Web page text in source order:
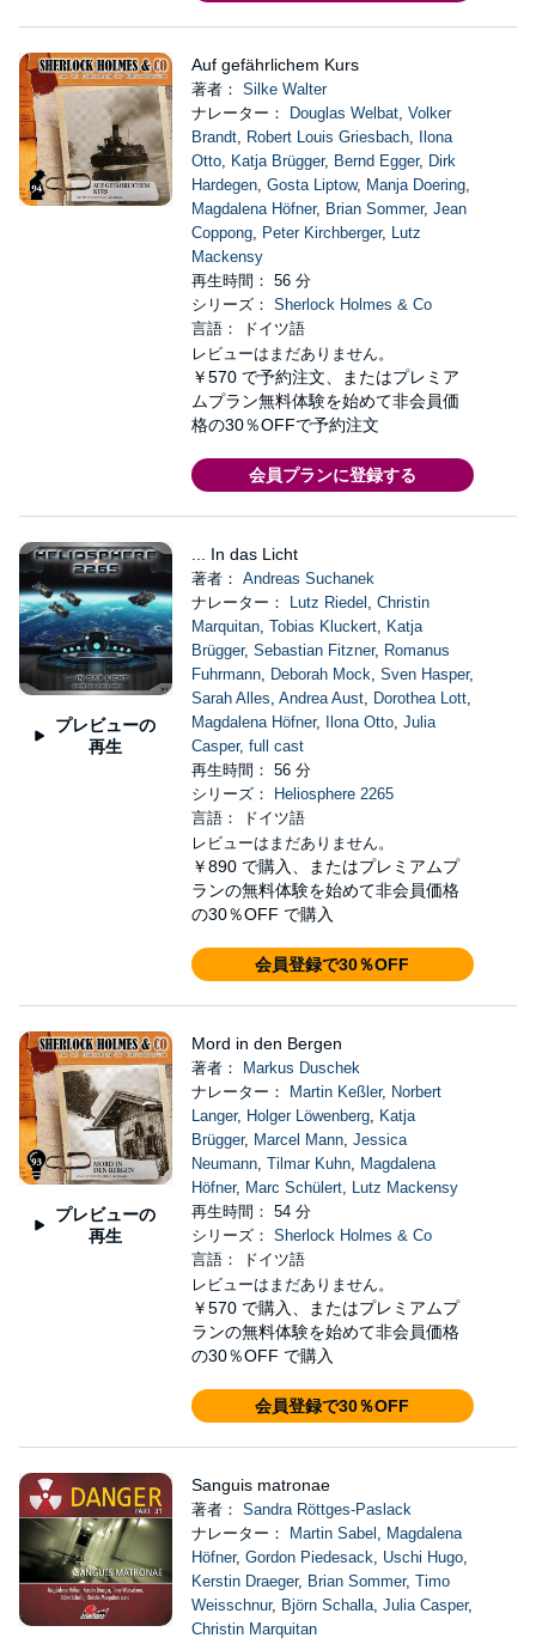
Auf gefährlichem Kurs
著者： Silke Walter
ナレーター：
Douglas Welbat, Volker
Brandt, Robert Louis Griesbach,
Ilona
Otto, Katja Brügger, Bernd Egger, Dirk
Hardegen, Gosta Liptow, Manja Doering,
Magdalena Höfner, Brian Sommer, Jean
Coppong, Peter Kirchberger, Lutz
Mackensy
再生時間： 56 分
シリーズ： Sherlock Holmes & Co
言語： ドイツ語
レビューはまだありません。
￥570 で予約注文、またはプレミア
ムプラン無料体験を始めて非会員価
格の30％OFFで予約注文
会員プランに登録する
プレビューの
再生
... In das Licht
著者： Andreas Suchanek
ナレーター：
Lutz Riedel , Christin
Marquitan, Tobias Kluckert, Katja
Brügger, Sebastian Fitzner, Romanus
Fuhrmann, Deborah Mock, Sven Hasper,
Sarah Alles, Andrea Aust, Dorothea Lott,
Magdalena Höfner, Ilona Otto, Julia
Casper, full cast
再生時間： 56 分
シリーズ：
Heliosphere 2265
言語： ドイツ語
レビューはまだありません。
￥890 で購入、またはプレミアムプ
ランの無料体験を始めて非会員価格
の30％OFF で購入
会員登録で30％OFF
プレビューの
再生
Mord in den Bergen
著者：
Markus Duschek
ナレーター：
Martin Keßler, Norbert
Langer, Holger Löwenberg, Katja
Brügger, Marcel Mann, Jessica
Neumann, Tilmar Kuhn, Magdalena
Höfner, Marc Schülert, Lutz Mackensy
再生時間： 54 分
シリーズ： Sherlock Holmes & Co
言語： ドイツ語
レビューはまだありません。
￥570 で購入、またはプレミアムプ
ランの無料体験を始めて非会員価格
の30％OFF で購入
会員登録で30％OFF
Sanguis matronae
著者： Sandra Röttges-Paslack
ナレーター：
Martin Sabel , Magdalena
Höfner, Gordon Piedesack, Uschi Hugo,
Kerstin Draeger, Brian Sommer, Timo
Weisschnur, Björn Schalla, Julia Casper,
Christin Marquitan